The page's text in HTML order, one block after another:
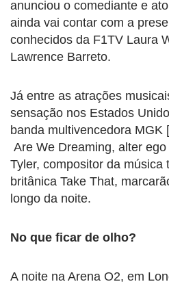
anunciou o comediante e
ainda vai contar com a
conhecidos da F1TV Laura
Lawrence Barreto.
Já entre as atrações
sensação nos Estados
banda multivencedora MGK
Are We Dreaming, alter
Tyler, compositor da música
britânica Take That,
longo da noite.
No que ficar de olho?
A noite na Arena O2, em